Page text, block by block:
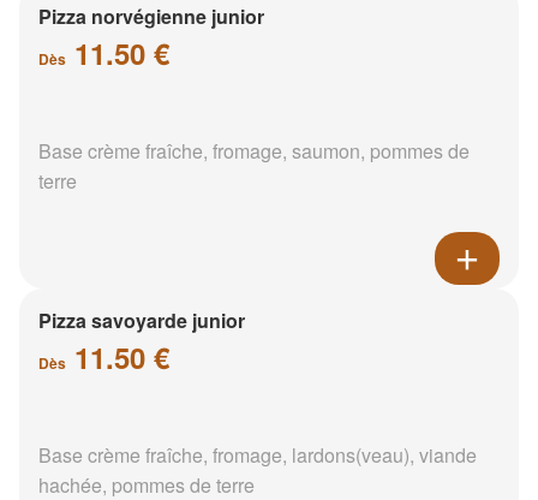
Pizza norvégienne junior
Dès 11.50 €
Base crème fraîche, fromage, saumon, pommes de
terre
Pizza savoyarde junior
Dès 11.50 €
Base crème fraîche, fromage, lardons(veau), viande
hachée, pommes de terre